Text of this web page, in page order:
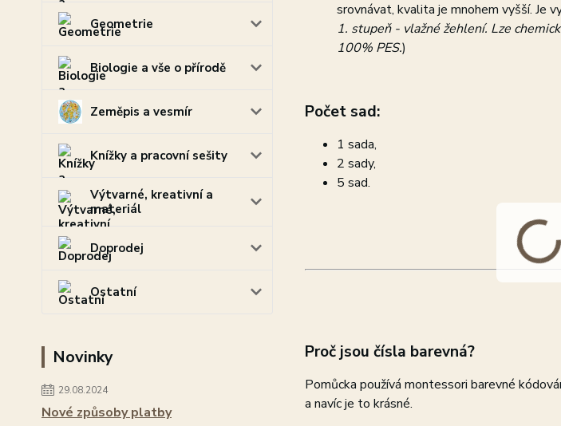
Geometrie
Biologie a vše o přírodě
Zeměpis a vesmír
Knížky a pracovní sešity
Výtvarné, kreativní a
materiál
Doprodej
Ostatní
Novinky
29.08.2024
Nové způsoby platby
srovnávat, kvalita je mnohem vyšší. Je
1. stupeň - vlažné žehlení. Lze
100% PES.)
Počet sad:
1 sada,
2 sady,
5 sad.
Proč jsou čísla barevná?
Pomůcka používá montessori barevné
a navíc je to krásné.